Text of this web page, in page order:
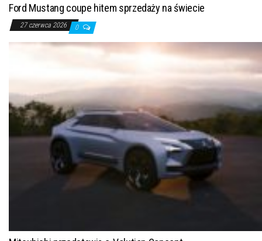
Ford Mustang coupe hitem sprzedaży na świecie
27 czerwca 2026 0